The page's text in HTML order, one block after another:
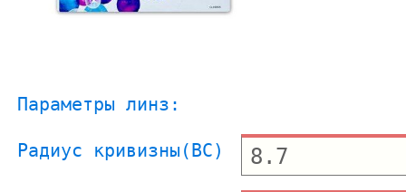
Параметры линз:
Радиус кривизны(BC)